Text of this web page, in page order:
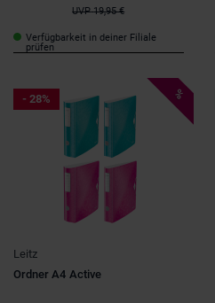
UVP 19,95 €
Verfügbarkeit in deiner Filiale
prüfen
- 28% %
Leitz
Ordner A4 Active